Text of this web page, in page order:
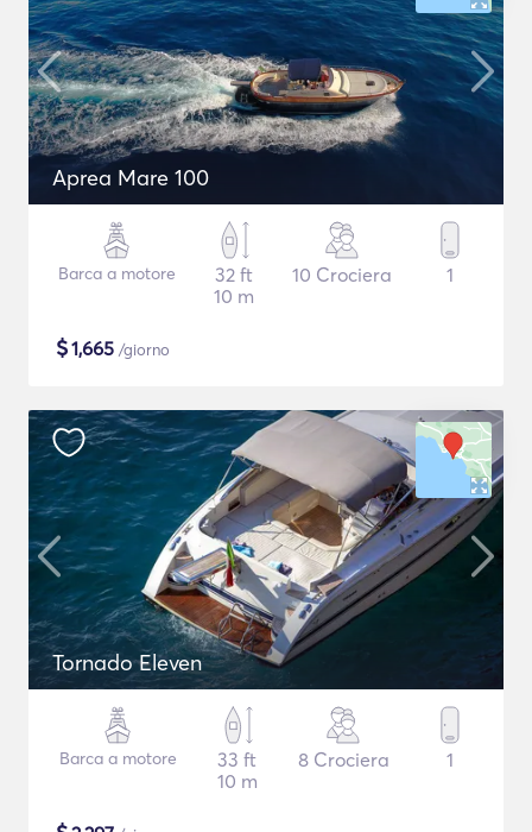
Aprea Mare 100
Barca a motore
32 ft
10 m
10 Crociera 1
$1,665 /giorno
Tornado Eleven
Barca a motore
33 ft
10 m
8 Crociera 1